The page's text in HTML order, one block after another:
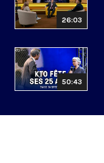
26:03
50:43